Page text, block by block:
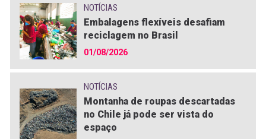
NOTÍCIAS
Embalagens flexíveis desafiam
reciclagem no Brasil
01/08/2026
NOTÍCIAS
Montanha de roupas descartadas
no Chile já pode ser vista do
espaço